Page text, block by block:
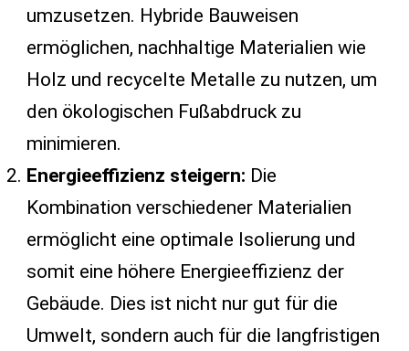
umzusetzen. Hybride Bauweisen
ermöglichen, nachhaltige Materialien wie
Holz und recycelte Metalle zu nutzen, um
den ökologischen Fußabdruck zu
minimieren.
Energieeffizienz steigern: Die
Kombination verschiedener Materialien
ermöglicht eine optimale Isolierung und
somit eine höhere Energieeffizienz der
Gebäude. Dies ist nicht nur gut für die
Umwelt, sondern auch für die langfristigen